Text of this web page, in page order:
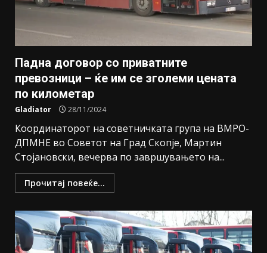
Падна договор со приватните
превозници – ќе им се зголеми цената
по километар
Gladiator 28/11/2024
Координаторот на советничката група на ВМРО-
ДПМНЕ во Советот на Град Скопје, Мартин
Стојановски, вечерва по завршувањето на...
Прочитај повеќе...